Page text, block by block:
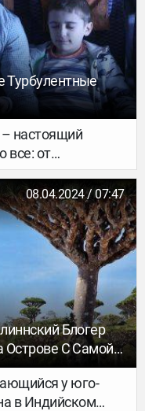
настоящий
все: от
и посадки.
том, что
на несколько
ужас. Всем
08.04.2024 / 07:47
Блогер
Острове С Самой
у юго-
в Индийском